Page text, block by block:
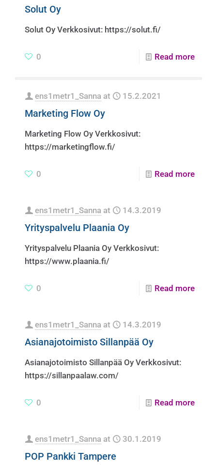
Solut Oy
Solut Oy Verkkosivut: https://solut.fi/
0 Read more
ens1metr1_Sanna at 15.2.2021
Marketing Flow Oy
Marketing Flow Oy Verkkosivut:
https://marketingflow.fi/
0 Read more
ens1metr1_Sanna at 14.3.2019
Yrityspalvelu Plaania Oy
Yrityspalvelu Plaania Oy Verkkosivut:
https://www.plaania.fi/
0 Read more
ens1metr1_Sanna at 14.3.2019
Asianajotoimisto Sillanpää Oy
Asianajotoimisto Sillanpää Oy Verkkosivut:
https://sillanpaalaw.com/
0 Read more
ens1metr1_Sanna at 30.1.2019
POP Pankki Tampere